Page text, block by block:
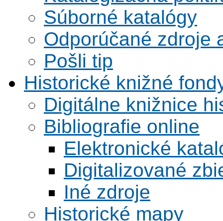
Súborné katalógy
Odporúčané zdroje
Pošli tip
Historické knižné
Digitálne knižnice
Bibliografie online
Elektronické
Digitalizované
Iné zdroje
Historické mapy